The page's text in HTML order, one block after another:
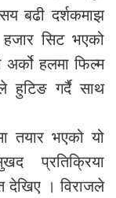
बढी दर्शकमाझ
हजार सिट भएको
हलमा फिल्म
हुटिङ गर्दै साथ
तयार भएको यो
प्रतिक्रिया
देखिए । विराजले